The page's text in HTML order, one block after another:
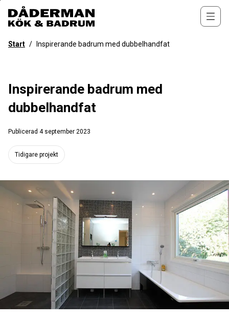
övergripande
förStart / Inspirerande badrum med dubbelhandfat
Inspirerande badrum med
dubbelhandfat
Publicerad 4 september 2023
Tidigare projekt